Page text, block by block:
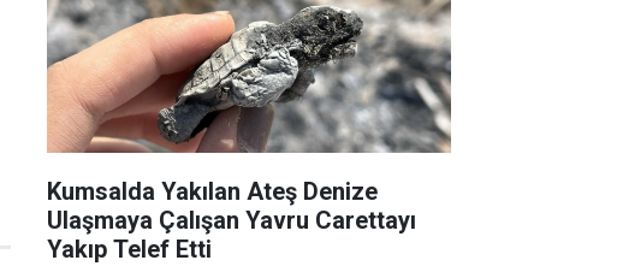
Kumsalda Yakılan Ateş Denize
Ulaşmaya Çalışan Yavru Carettayı
Yakıp Telef Etti